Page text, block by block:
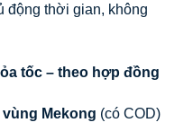
động thời gian, không
tốc – theo hợp đồng
Mekong (có COD)